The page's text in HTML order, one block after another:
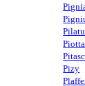
Piotta
Pizy